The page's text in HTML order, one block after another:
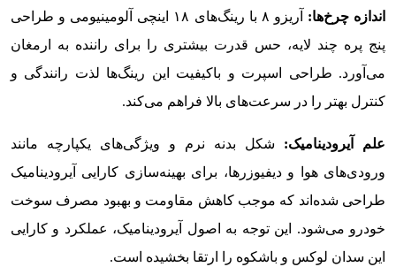
اندازه‌ چرخ‌ها:
آریزو ۸ با رینگ‌های ۱۸ اینچی آلومینیومی و طراحی
پنج پره چند لایه، حس قدرت بیشتری را برای راننده به ارمغان
می‌آورد. طراحی اسپرت و باکیفیت این رینگ‌ها لذت رانندگی و
کنترل بهتر را در سرعت‌های بالا فراهم می‌کند.
علم آیرودینامیک: شکل بدنه نرم و ویژگی‌های یکپارچه مانند
ورودی‌های هوا و دیفیوزرها، برای بهینه‌سازی کارایی آیرودینامیک
طراحی شده‌اند که موجب کاهش مقاومت و بهبود مصرف سوخت
خودرو می‌شود. این توجه به اصول آیرودینامیک، عملکرد و کارایی
این سدان لوکس و باشکوه را ارتقا بخشیده است.